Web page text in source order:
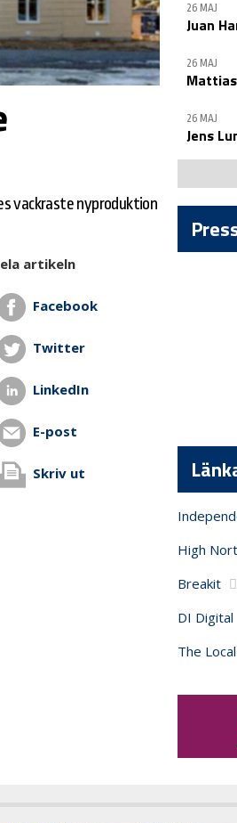
vackraste nyproduktion
artikeln
Facebook
Twitter
LinkedIn
E-post
Skriv ut
26 MAJ
Juan
26 MAJ
26 MAJ
Jens
High
Breakit
DI Digital
The